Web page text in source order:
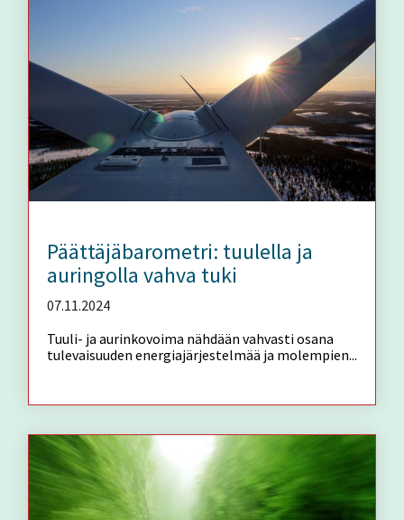
Päättäjäbarometri: tuulella ja
auringolla vahva tuki
07.11.2024
Tuuli- ja aurinkovoima nähdään vahvasti osana
tulevaisuuden energiajärjestelmää ja molempien...